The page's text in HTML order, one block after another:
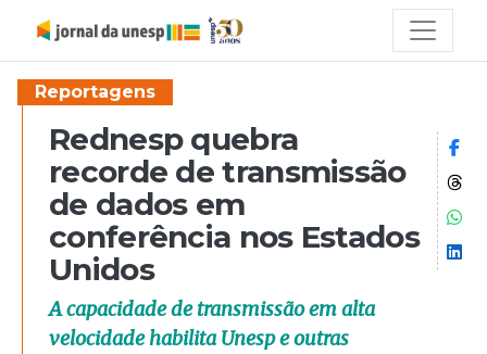
Reportagens
Rednesp quebra
recorde de transmissão
de dados em
conferência nos Estados
Unidos
A capacidade de transmissão em alta
velocidade habilita Unesp e outras